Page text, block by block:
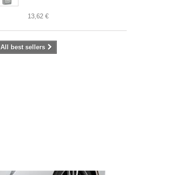
13,62 €
All best sellers